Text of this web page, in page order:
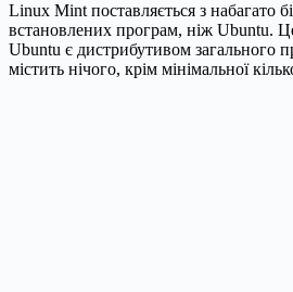
Linux Mint поставляється з набагато
встановлених програм, ніж Ubuntu.
Ubuntu є дистрибутивом загального
містить нічого, крім мінімальної